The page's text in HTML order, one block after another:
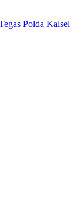
Polda Kalsel